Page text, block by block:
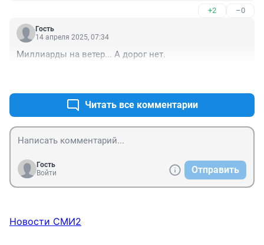
+2 –0
Гость
14 апреля 2025, 07:34
Миллиарды на ветер... А дорог нет.
Читать все комментарии
Гость
Войти
Отправить
Новости СМИ2